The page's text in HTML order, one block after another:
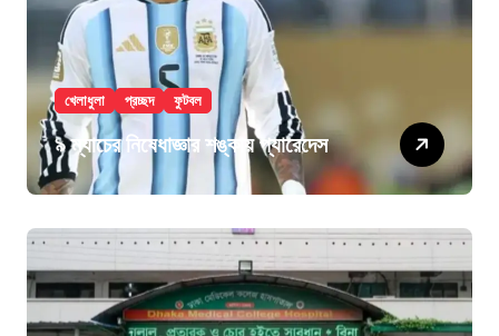
খেলাধুলা প্রচ্ছদ ফুটবল
৯ ম্যাচের নিষেধাজ্ঞার শঙ্কায় প্যারেদেস